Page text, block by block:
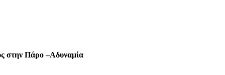
στην Πάρο –Αδυναμία